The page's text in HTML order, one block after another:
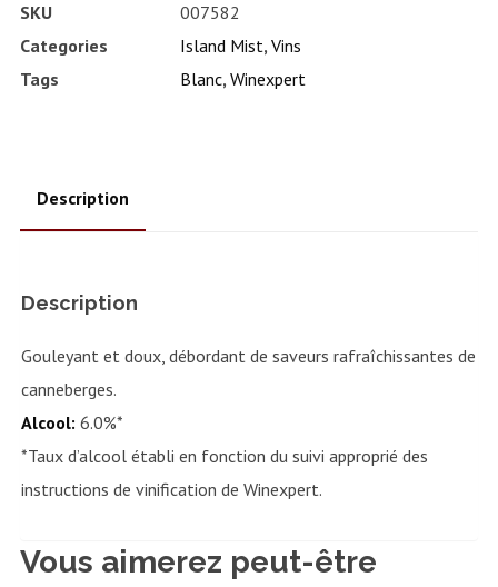
canneberge
blanche
SKU
007582
Categories
Island Mist, Vins
Tags
Blanc, Winexpert
Description
Description
Gouleyant et doux, débordant de saveurs rafraîchissantes de
canneberges.
Alcool: 6.0%*
*Taux d’alcool établi en fonction du suivi approprié des
instructions de vinification de Winexpert.
Vous aimerez peut-être